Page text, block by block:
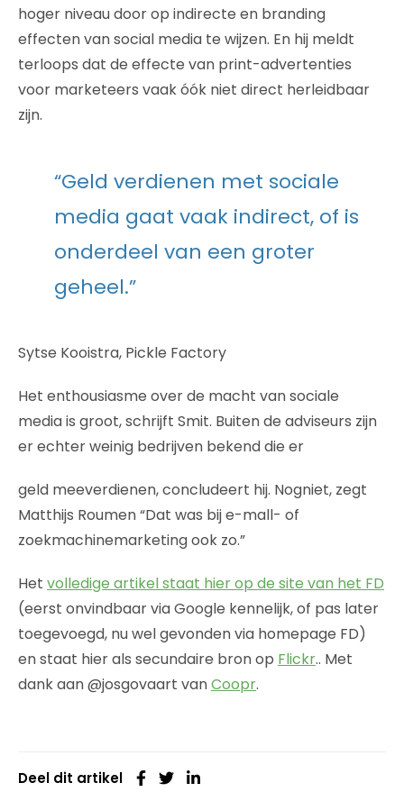
hoger niveau door op indirecte en branding
effecten van social media te wijzen. En hij meldt
terloops dat de effecte van print-advertenties
voor marketeers vaak óók niet direct herleidbaar
zijn.
“Geld verdienen met sociale
media gaat vaak indirect, of is
onderdeel van een groter
geheel.”
Sytse Kooistra, Pickle Factory
Het enthousiasme over de macht van sociale
media is groot, schrijft Smit. Buiten de adviseurs zijn
er echter weinig bedrijven bekend die er
geld meeverdienen, concludeert hij. Nogniet, zegt
Matthijs Roumen “Dat was bij e-mall- of
zoekmachinemarketing ook zo.”
Het volledige artikel staat hier op de site van het FD
(eerst onvindbaar via Google kennelijk, of pas later
toegevoegd, nu wel gevonden via homepage FD)
en staat hier als secundaire bron op Flickr.. Met
dank aan @josgovaart vanCoopr.
Deel dit artikel